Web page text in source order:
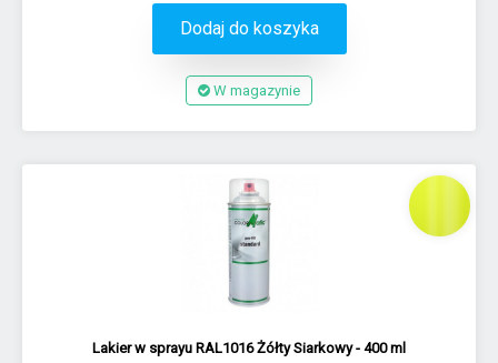
Dodaj do koszyka
W magazynie
Lakier w sprayu RAL1016 Żółty Siarkowy - 400 ml